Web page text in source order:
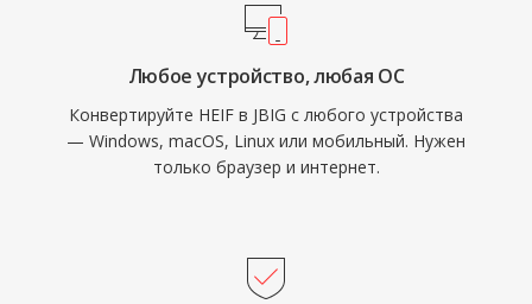
Любое устройство, любая ОС
Конвертируйте HEIF в JBIG с любого устройства
— Windows, macOS, Linux или мобильный. Нужен
только браузер и интернет.